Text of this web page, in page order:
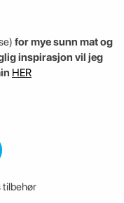
for mye sunn mat og
inspirasjon vil jeg
HER
tilbehør